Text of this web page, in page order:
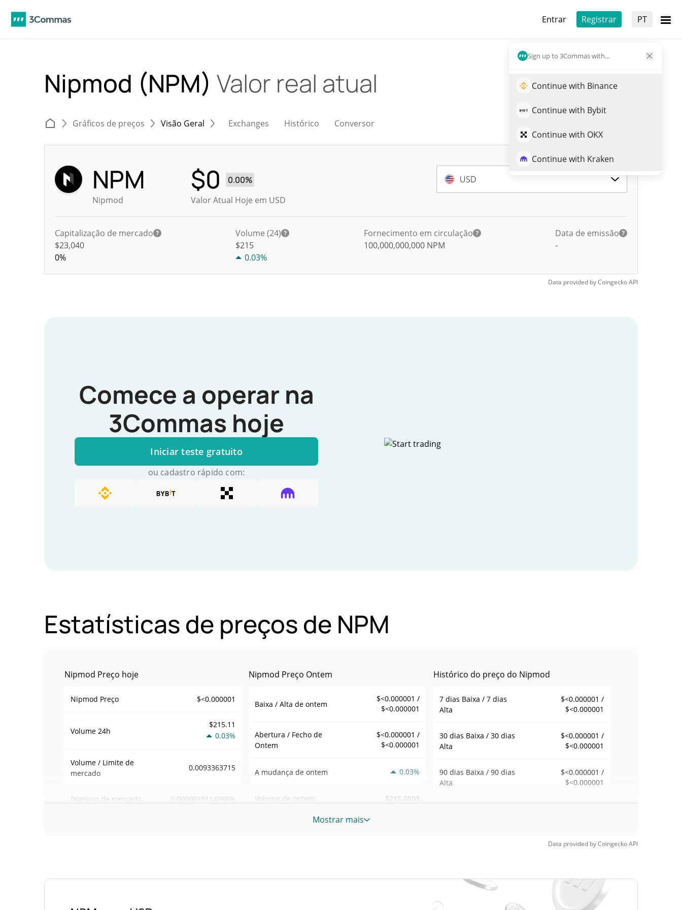
Entrar Registrar PT
Sign up to 3Commas with...
Continue with Binance
Continue with Bybit
Continue with OKX
Continue with Kraken
Nipmod (NPM) Valor real atual
Gráficos de preços Visão Geral Exchanges Histórico Conversor
NPM
Nipmod
$0
0.00%
Valor Atual Hoje em USD
USD
Capitalização de mercado
$23,040
0%
Volume (24)
$215
0.03%
Fornecimento em circulação
100,000,000,000 NPM
Data de emissão
-
Data provided byCoingeckoAPI
Comece a operar na
3Commas hoje
Iniciar teste gratuito
ou cadastro rápido com:
Estatísticas de preços de NPM
Nipmod Preço hoje
Nipmod Preço $<0.000001
Volume 24h
$215.11
0.03%
Volume / Limite de
mercado
0.0093363715
Dominio de mercado 0.0000010114398%
100,000,000,000 NPM
Nipmod Preço Ontem
Baixa / Alta de ontem
$<0.000001 /
$<0.000001
Abertura / Fecho de
Ontem
$<0.000001 /
$<0.000001
A mudança de ontem 0.03%
Volume de ontem $215.0803
Histórico do preço do Nipmod
7 dias Baixa / 7 dias
Alta
$<0.000001 /
$<0.000001
30 dias Baixa / 30 dias
Alta
$<0.000001 /
$<0.000001
90 dias Baixa / 90 dias
Alta
$<0.000001 /
$<0.000001
Baixa de todos os
$<0.000001
Mostrar mais
Data provided byCoingeckoAPI